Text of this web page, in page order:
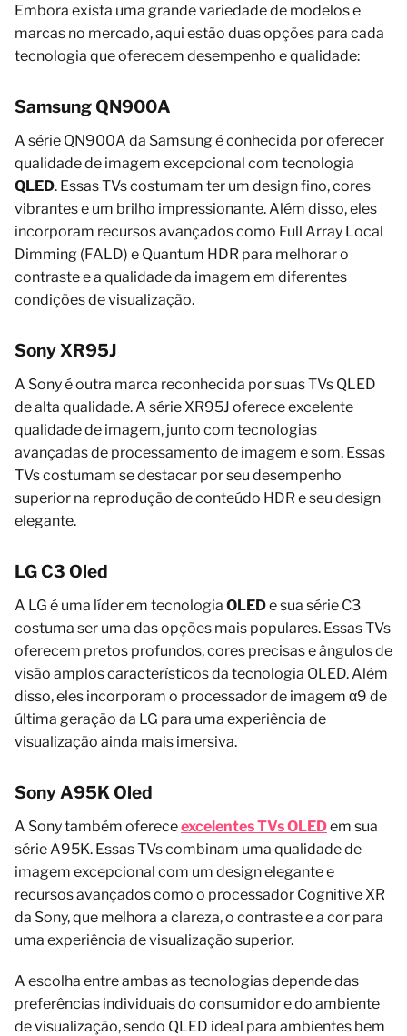
Embora exista uma grande variedade de modelos e
marcas no mercado, aqui estão duas opções para cada
tecnologia que oferecem desempenho e qualidade:
Samsung QN900A
A série QN900A da Samsung é conhecida por oferecer
qualidade de imagem excepcional com tecnologia
QLED. Essas TVs costumam ter um design fino, cores
vibrantes e um brilho impressionante. Além disso, eles
incorporam recursos avançados como Full Array Local
Dimming (FALD) e Quantum HDR para melhorar o
contraste e a qualidade da imagem em diferentes
condições de visualização.
Sony XR95J
A Sony é outra marca reconhecida por suas TVs QLED
de alta qualidade. A série XR95J oferece excelente
qualidade de imagem, junto com tecnologias
avançadas de processamento de imagem e som. Essas
TVs costumam se destacar por seu desempenho
superior na reprodução de conteúdo HDR e seu design
elegante.
LG C3 Oled
A LG é uma líder em tecnologia OLEDe sua série C3
costuma ser uma das opções mais populares. Essas TVs
oferecem pretos profundos, cores precisas e ângulos de
visão amplos característicos da tecnologia OLED. Além
disso, eles incorporam o processador de imagem α9 de
última geração da LG para uma experiência de
visualização ainda mais imersiva.
Sony A95K Oled
A Sony também ofereceexcelentes TVs OLEDem sua
série A95K. Essas TVs combinam uma qualidade de
imagem excepcional com um design elegante e
recursos avançados como o processador Cognitive XR
da Sony, que melhora a clareza, o contraste e a cor para
uma experiência de visualização superior.
A escolha entre ambas as tecnologias depende das
preferências individuais do consumidor e do ambiente
de visualização, sendo QLED ideal para ambientes bem